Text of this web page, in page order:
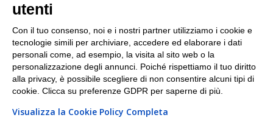
I nostri punti di ritiro e spedizione pacchi nelle
maggiori città italiane
Torino|Milano|Roma|Bologna|Firenze| Genova
Napoli|Varese
utenti
Con il tuo consenso, noi e i nostri partner utilizziamo i cookie e
tecnologie simili per archiviare, accedere ed elaborare i dati
personali come, ad esempio, la visita al sito web o la
personalizzazione degli annunci. Poiché rispettiamo il tuo diritto
alla privacy, è possibile scegliere di non consentire alcuni tipi di
cookie. Clicca su preferenze GDPR per saperne di più.
Visualizza la Cookie Policy Completa